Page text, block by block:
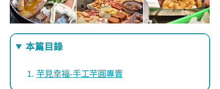
本篇目錄
芋見幸福-手工芋圓專賣